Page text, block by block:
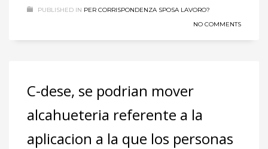
PUBLISHED IN PER CORRISPONDENZA SPOSA LAVORO?
NO COMMENTS
C-dese, se podri­an mover
alcahueteria referente a la
aplicacion a la que los personas